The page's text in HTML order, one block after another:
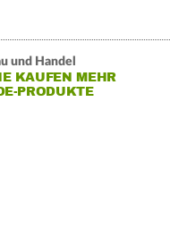
und Handel
KAUFEN MEHR
PRODUKTE